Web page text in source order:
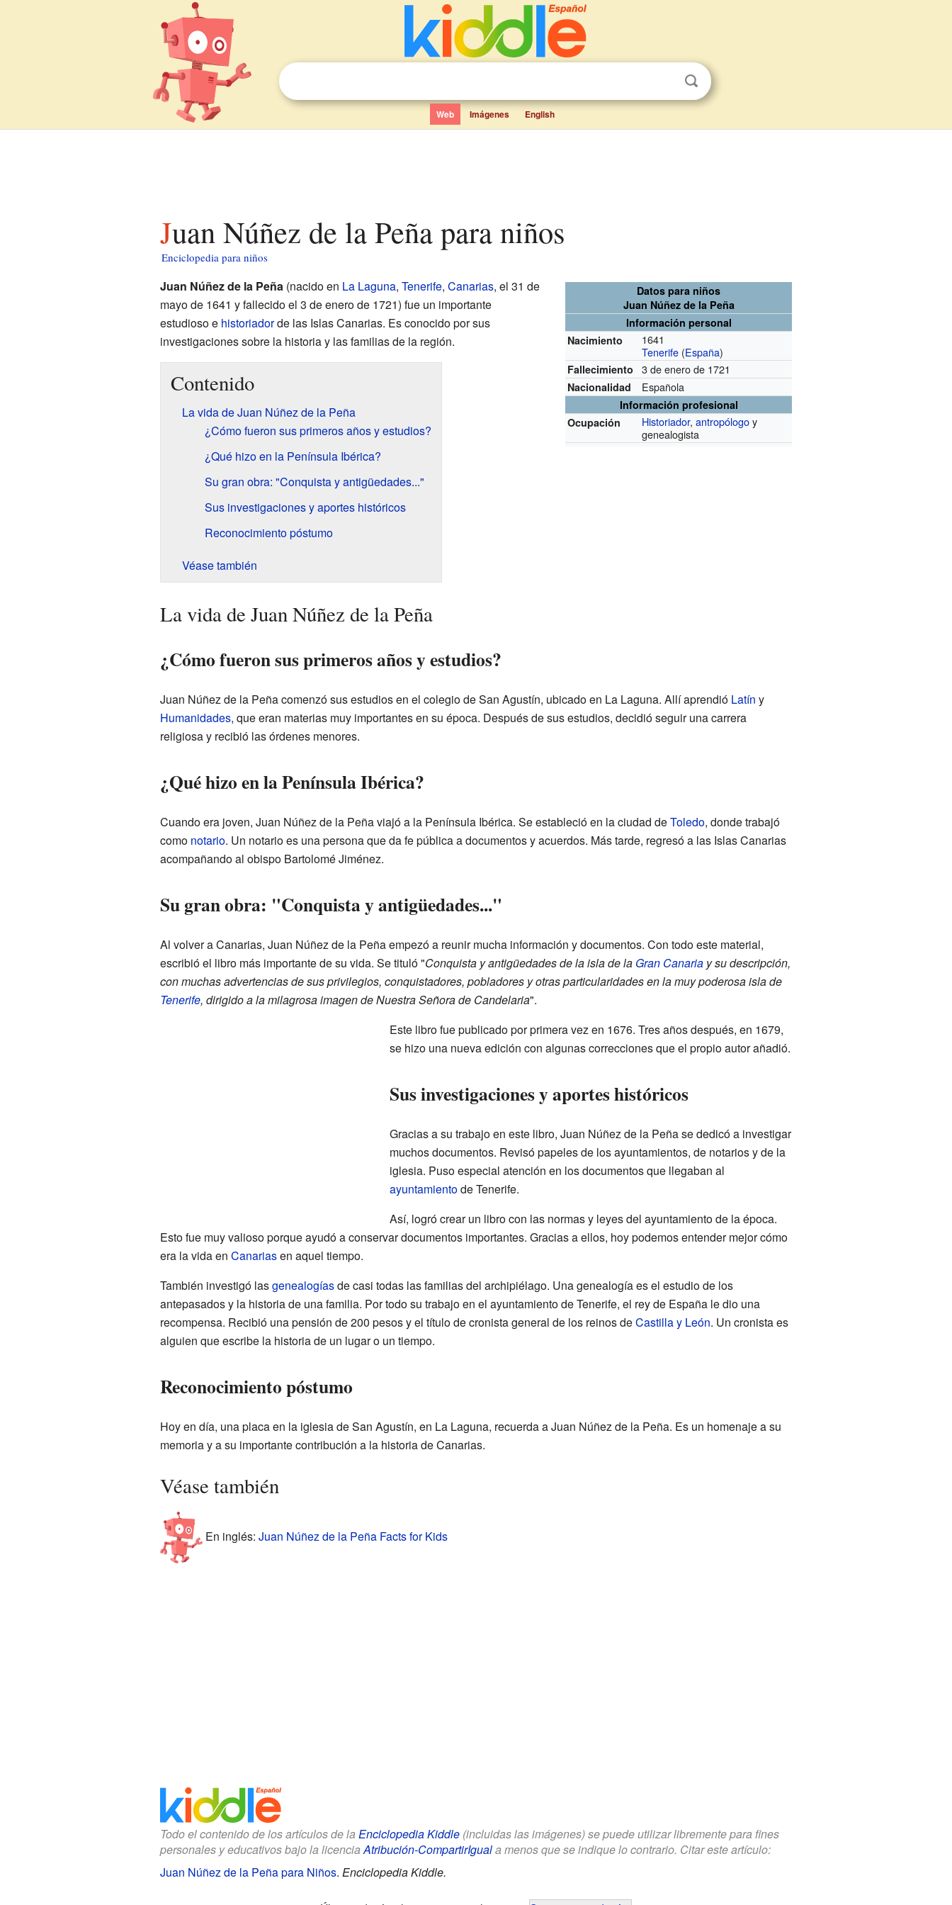
Web Imágenes English
Juan Núñez de la Peña para niños
Enciclopedia para niños
Datos para niños
Juan Núñez de la Peña
Información personal
Nacimiento
1641
Tenerife (España)
Fallecimiento 3 de enero de 1721
Nacionalidad Española
Información profesional
Ocupación
Historiador,antropólogoy
genealogista
Juan Núñez de la Peña(nacido en La Laguna, Tenerife, Canarias, el 31 de
mayo de 1641 y fallecido el 3 de enero de 1721) fue un importante
estudioso e historiadorde las Islas Canarias. Es conocido por sus
investigaciones sobre la historia y las familias de la región.
Contenido
La vida de Juan Núñez de la Peña
¿Cómo fueron sus primeros años y estudios?
¿Qué hizo en la Península Ibérica?
Su gran obra: "Conquista y antigüedades..."
Sus investigaciones y aportes históricos
Reconocimiento póstumo
Véase también
La vida de Juan Núñez de la Peña
¿Cómo fueron sus primeros años y estudios?
Juan Núñez de la Peña comenzó sus estudios en el colegio de San Agustín, ubicado en La Laguna. Allí aprendió Latín y
Humanidades, que eran materias muy importantes en su época. Después de sus estudios, decidió seguir una carrera
religiosa y recibió las órdenes menores.
¿Qué hizo en la Península Ibérica?
Cuando era joven, Juan Núñez de la Peña viajó a la Península Ibérica. Se estableció en la ciudad deToledo, donde trabajó
como notario. Un notario es una persona que da fe pública a documentos y acuerdos. Más tarde, regresó a las Islas Canarias
acompañando al obispo Bartolomé Jiménez.
Su gran obra: "Conquista y antigüedades..."
Al volver a Canarias, Juan Núñez de la Peña empezó a reunir mucha información y documentos. Con todo este material,
escribió el libro más importante de su vida. Se tituló "Conquista y antigüedades de la isla de la Gran Canariay su descripción,
con muchas advertencias de sus privilegios, conquistadores, pobladores y otras particularidades en la muy poderosa isla de
Tenerife, dirigido a la milagrosa imagen de Nuestra Señora de Candelaria".
Este libro fue publicado por primera vez en 1676. Tres años después, en 1679,
se hizo una nueva edición con algunas correcciones que el propio autor añadió.
Sus investigaciones y aportes históricos
Gracias a su trabajo en este libro, Juan Núñez de la Peña se dedicó a investigar
muchos documentos. Revisó papeles de los ayuntamientos, de notarios y de la
iglesia. Puso especial atención en los documentos que llegaban al
ayuntamientode Tenerife.
Así, logró crear un libro con las normas y leyes del ayuntamiento de la época.
Esto fue muy valioso porque ayudó a conservar documentos importantes. Gracias a ellos, hoy podemos entender mejor cómo
era la vida en Canariasen aquel tiempo.
También investigó lasgenealogíasde casi todas las familias del archipiélago. Una genealogía es el estudio de los
antepasados y la historia de una familia. Por todo su trabajo en el ayuntamiento de Tenerife, el rey de España le dio una
recompensa. Recibió una pensión de 200 pesos y el título de cronista general de los reinos deCastilla y León. Un cronista es
alguien que escribe la historia de un lugar o un tiempo.
Reconocimiento póstumo
Hoy en día, una placa en la iglesia de San Agustín, en La Laguna, recuerda a Juan Núñez de la Peña. Es un homenaje a su
memoria y a su importante contribución a la historia de Canarias.
Véase también
En inglés: Juan Núñez de la Peña Facts for Kids
Todo el contenido de los artículos de la Enciclopedia Kiddle(incluidas las imágenes) se puede utilizar libremente para fines
personales y educativos bajo la licenciaAtribución-CompartirIguala menos que se indique lo contrario. Citar este artículo:
Juan Núñez de la Peña para Niños. Enciclopedia Kiddle.